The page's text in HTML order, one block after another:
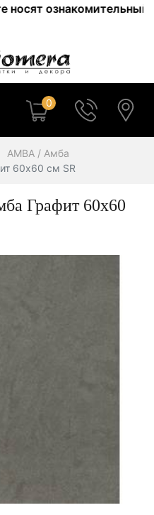
ознакомительный
0
AMBA / Амба
60х60 см SR
Графит 60х60